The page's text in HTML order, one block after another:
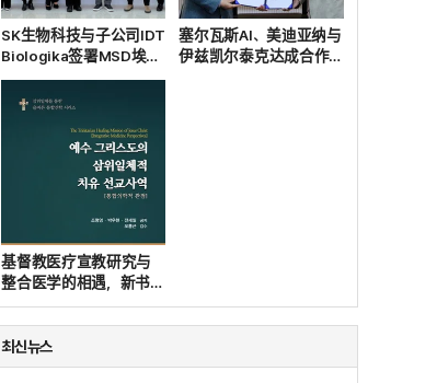
SK生物科技与子公司IDT
Biologika签署MSD埃博
拉疫苗委托生产合同
塞尔瓦斯AI、美迪亚纳与
伊兹凯尔泰克达成合作，
基督教医疗宣教研究与
整合医学的相遇，新书
《耶稣基督的三位一体医
治宣教事工》出版
최신뉴스